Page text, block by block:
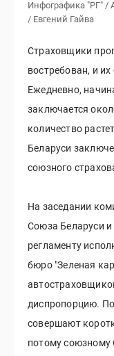
Инфографика "РГ" /
/ Евгений Гайва
Страховщики
востребован, и
Ежедневно,
заключается
количество
Беларуси
союзного
На заседании
Союза Беларуси и
регламенту
бюро "Зеленая
диспропорцию.
совершают
потому